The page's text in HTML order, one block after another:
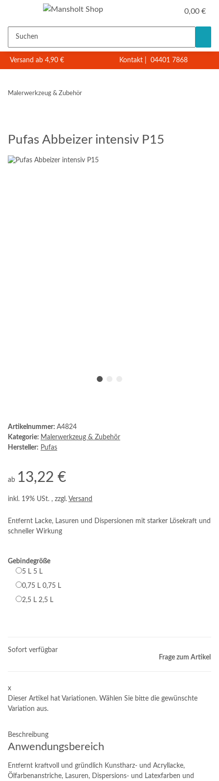
0,00 €
Versand ab 4,90 € Kontakt 04401 7868
Malerwerkzeug & Zubehör
Pufas Abbeizer intensiv P15
Artikelnummer: A4824
Kategorie: Malerwerkzeug & Zubehör
Hersteller: Pufas
ab 13,22 €
inkl. 19% USt. , zzgl. Versand
Entfernt Lacke, Lasuren und Dispersionen mit starker Lösekraft und
schneller Wirkung
Gebindegröße
5 L 5 L
0,75 L 0,75 L
2,5 L 2,5 L
Sofort verfügbar
Frage zum Artikel
x
Dieser Artikel hat Variationen. Wählen Sie bitte die gewünschte
Variation aus.
Beschreibung
Anwendungsbereich
Entfernt kraftvoll und gründlich Kunstharz- und Acryllacke,
Ölfarbenanstriche, Lasuren, Dispersions- und Latexfarben und